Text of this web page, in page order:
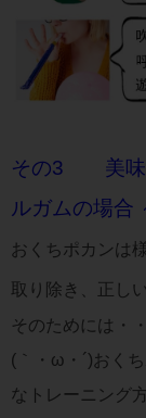
その3
美味
ルガムの場合
おくちポカンは
取り除き、正し
そのためには・
(｀・ω・´)おく
なトレーニング